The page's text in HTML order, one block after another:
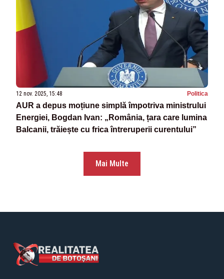
12 nov. 2025, 15:48 Politica
AUR a depus moțiune simplă împotriva ministrului
Energiei, Bogdan Ivan: „România, țara care lumina
Balcanii, trăiește cu frica întreruperii curentului”
Mai Multe